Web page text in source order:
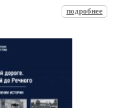
подробнее